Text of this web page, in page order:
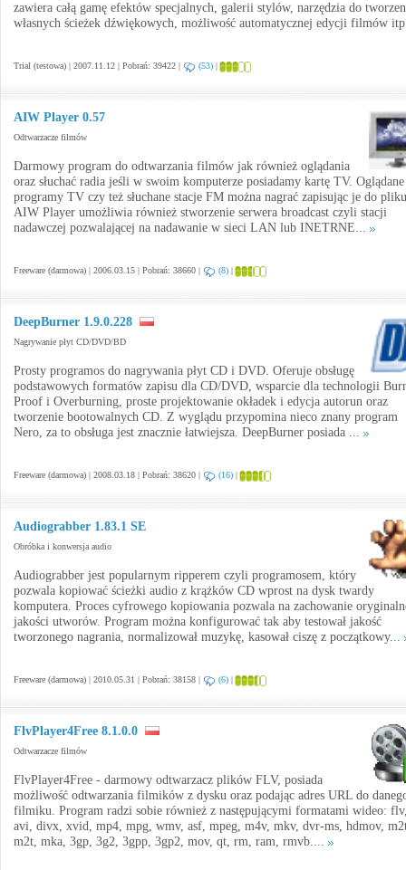
zawiera całą gamę efektów specjalnych, galerii stylów, narzędzia do
własnych ścieżek dźwiękowych, możliwość automatycznej edycji filmów
Trial (testowa) | 2007.11.12 | Pobrań: 39422 | (53) |
AIW Player 0.57
Odtwarzacze filmów
Darmowy program do odtwarzania filmów jak również oglądania
oraz słuchać radia jeśli w swoim komputerze posiadamy kartę TV. Oglądane
programy TV czy też słuchane stacje FM można nagrać zapisując je do
AIW Player umożliwia również stworzenie serwera broadcast czyli stacji
nadawczej pozwalającej na nadawanie w sieci LAN lub INETRNE...
Freeware (darmowa) | 2006.03.15 | Pobrań: 38660 | (8) |
DeepBurner 1.9.0.228
Nagrywanie płyt CD/DVD/BD
Prosty programos do nagrywania płyt CD i DVD. Oferuje obsługę
podstawowych formatów zapisu dla CD/DVD, wsparcie dla technologii
Proof i Overburning, proste projektowanie okładek i edycja autorun oraz
tworzenie bootowalnych CD. Z wyglądu przypomina nieco znany program
Nero, za to obsługa jest znacznie łatwiejsza. DeepBurner posiada ...
Freeware (darmowa) | 2008.03.18 | Pobrań: 38620 | (16) |
Audiograbber 1.83.1 SE
Obróbka i konwersja audio
Audiograbber jest popularnym ripperem czyli programosem, który
pozwala kopiować ścieżki audio z krążków CD wprost na dysk twardy
komputera. Proces cyfrowego kopiowania pozwala na zachowanie
jakości utworów. Program można konfigurować tak aby testował jakość
tworzonego nagrania, normalizował muzykę, kasował ciszę z początkowy...
Freeware (darmowa) | 2010.05.31 | Pobrań: 38158 | (6) |
FlvPlayer4Free 8.1.0.0
Odtwarzacze filmów
FlvPlayer4Free - darmowy odtwarzacz plików FLV, posiada
możliwość odtwarzania filmików z dysku oraz podając adres URL do
filmiku. Program radzi sobie również z następującymi formatami wideo:
avi, divx, xvid, mp4, mpg, wmv, asf, mpeg, m4v, mkv, dvr-ms, hdmov,
m2t, mka, 3gp, 3g2, 3gpp, 3gp2, mov, qt, rm, ram, rmvb....